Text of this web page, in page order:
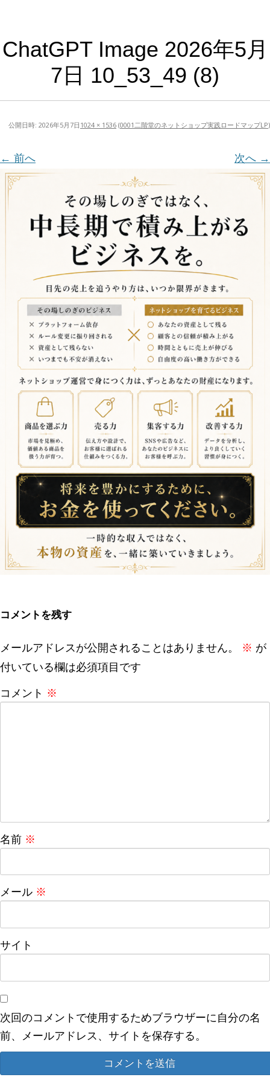
ChatGPT Image 2026年5月
7日 10_53_49 (8)
公開日時: 2026年5月7日 1024 × 1536 (0001二階堂のネットショップ実践ロードマップLP)
← 前へ 次へ →
コメントを残す
メールアドレスが公開されることはありません。 ※ が
付いている欄は必須項目です
コメント ※
名前 ※
メール ※
サイト
次回のコメントで使用するためブラウザーに自分の名
前、メールアドレス、サイトを保存する。